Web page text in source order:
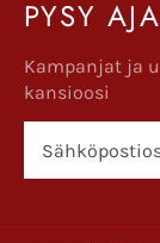
PYSY
Kampanjat ja
kansioosi